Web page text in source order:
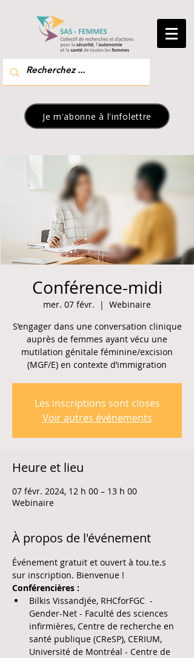
Je m'abonne à l'infolettre
Conférence-midi
mer. 07 févr.
  |
Webinaire
S’engager dans une conversation clinique
auprès de femmes ayant vécu une
mutilation génitale féminine/excision
(MGF/E) en contexte d’immigration
Les inscriptions sont closes
Voir autres événements
Heure et lieu
07 févr. 2024, 12 h 00 – 13 h 00
Webinaire
À propos de l'événement
Événement gratuit et ouvert à tou.te.s
sur inscription. Bienvenue !
Conférencières :
Bilkis Vissandjée, RHCforFGC  -
Gender-Net - Faculté des sciences
infirmières, Centre de recherche en
santé publique (CReSP), CERIUM,
Université de Montréal - Centre de